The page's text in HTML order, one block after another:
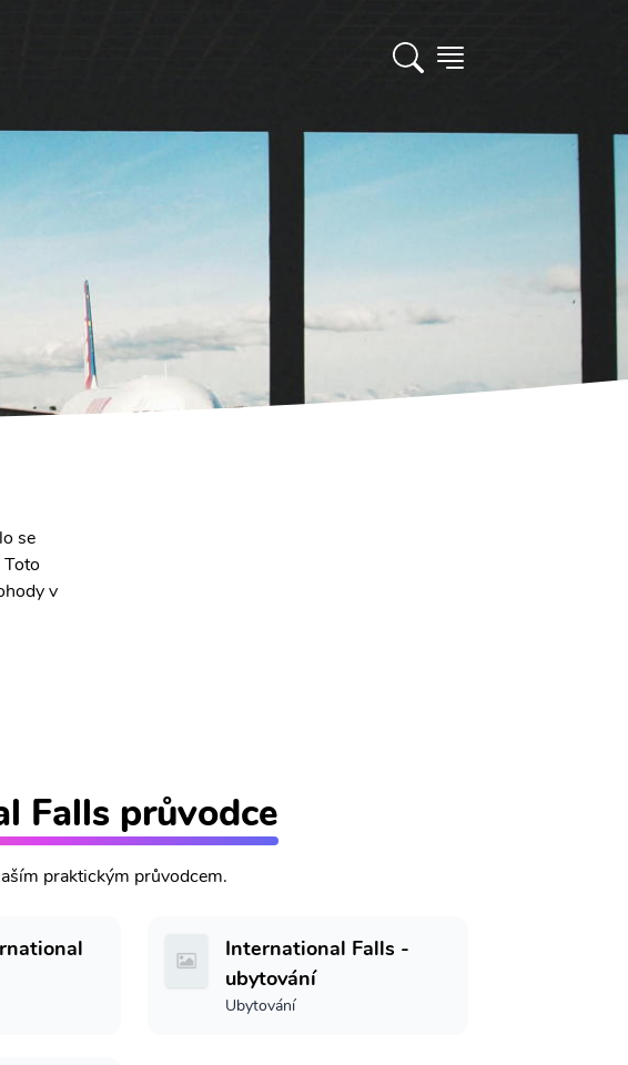
se
v
Falls průvodce
praktickým průvodcem.
International Falls -
ubytování
Ubytování